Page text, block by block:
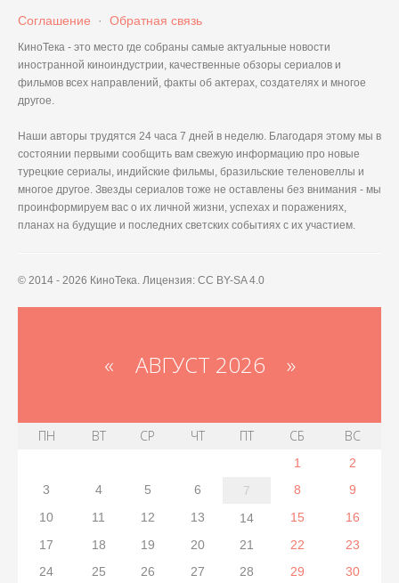
Соглашение · Обратная связь
КиноТека - это место где собраны самые актуальные новости
иностранной киноиндустрии, качественные обзоры сериалов и
фильмов всех направлений, факты об актерах, создателях и многое
другое.
Наши авторы трудятся 24 часа 7 дней в неделю. Благодаря этому мы в
состоянии первыми сообщить вам свежую информацию про новые
турецкие сериалы, индийские фильмы, бразильские теленовеллы и
многое другое. Звезды сериалов тоже не оставлены без внимания - мы
проинформируем вас о их личной жизни, успехах и поражениях,
планах на будущие и последних светских событиях с их участием.
© 2014 - 2026 КиноТека. Лицензия: CC BY-SA 4.0
« АВГУСТ 2026 »
ПН ВТ СР ЧТ ПТ СБ ВС
1
2
3
4 5 6 7 8
9
10
11 12 13 14 15
16
17
18 19 20 21 22
23
24
25 26 27 28 29 30